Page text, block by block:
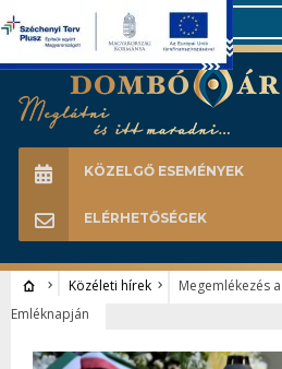
Search
KÖZELGŐ ESEMÉNYEK
ELÉRHETŐSÉGEK
Közéleti hírek
Megemlékezés
Emléknapján